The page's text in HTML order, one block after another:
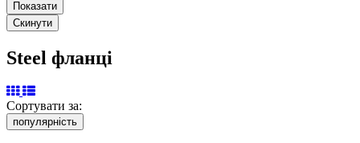
Steel фланці
Сортувати за:
популярність